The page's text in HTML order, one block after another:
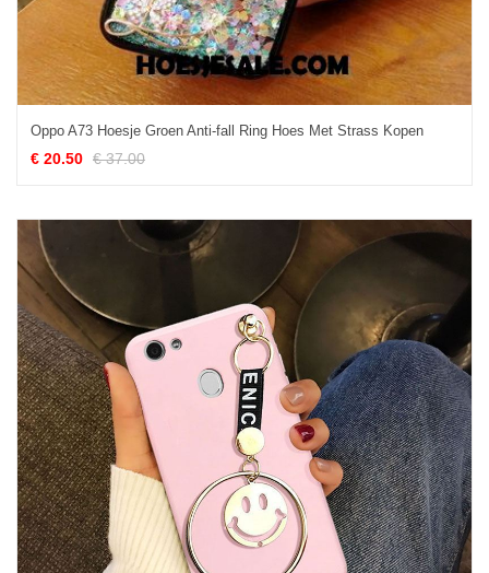
Oppo A73 Hoesje Groen Anti-fall Ring Hoes Met Strass Kopen
€ 20.50 € 37.00